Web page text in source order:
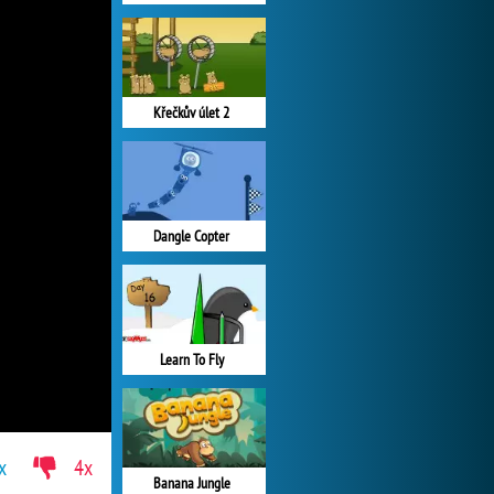
Křečkův úlet 2
Dangle Copter
Learn To Fly
Banana Jungle
4x